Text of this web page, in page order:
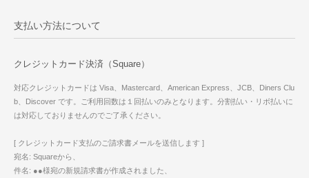
支払い方法について
クレジットカード決済（Square）
対応クレジットカードは Visa、Mastercard、American Express、JCB、Diners Clu
b、Discover です。ご利用回数は１回払いのみとなります。分割払い・リボ払いに
は対応しておりませんのでご了承ください。
[ クレジットカード支払のご請求書メールを送信します ]
宛名: Squareから、
件名: ●●様宛の新規請求書が作成されました、